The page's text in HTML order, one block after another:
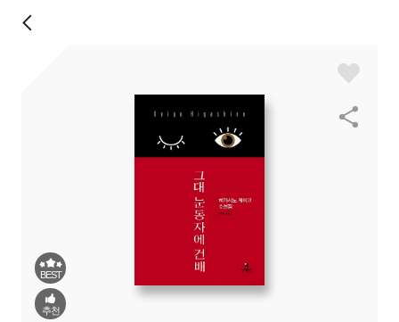
BEST
추천